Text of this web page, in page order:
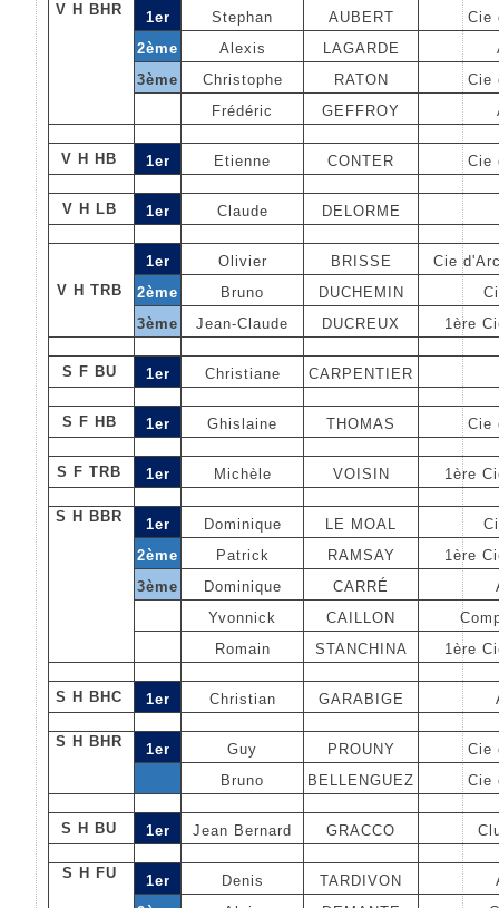
V H BHR 1er Stephan AUBERT
Cie
2ème
Alexis LAGARDE
3ème
Christophe RATON
Cie
Frédéric
GEFFROY
V H HB 1er Etienne CONTER Cie
V H LB 1er Claude DELORME
V H TRB
1er Olivier BRISSE
Cie
2ème
Bruno DUCHEMIN
3ème
Jean-Claude DUCREUX 1ère
S F BU 1er Christiane CARPENTIER
S F HB 1er Ghislaine THOMAS Cie
S F TRB 1er Michèle VOISIN 1ère
S H BBR 1er Dominique LE MOAL
2ème
Patrick RAMSAY
1ère
3ème
Dominique CARRÉ
Yvonnick
CAILLON
Romain
STANCHINA 1ère
S H BHC 1er Christian GARABIGE
S H BHR 1er Guy PROUNY
Cie
Bruno
BELLENGUEZ Cie
S H BU 1er Jean Bernard GRACCO
S H FU 1er Denis TARDIVON